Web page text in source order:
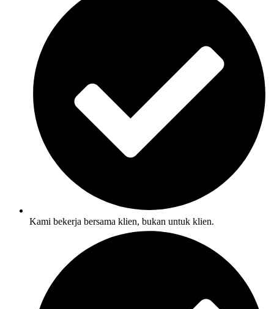
Kami bekerja bersama klien, bukan untuk klien.